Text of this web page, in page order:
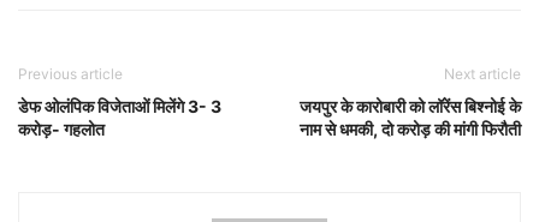
Previous article
डेफ ओलंपिक विजेताओं मिलेंगे 3- 3
करोड़- गहलोत
Next article
जयपुर के कारोबारी को लॉरेंस बिश्नोई के
नाम से धमकी, दो करोड़ की मांगी फिरौती